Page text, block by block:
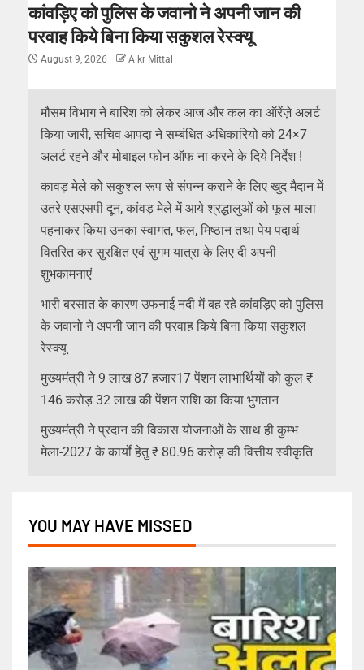
कांवड़िए को पुलिस के जवानो ने अपनी जान की
परवाह किये बिना किया सकुशल रेस्क्यू
August 9, 2026 A kr Mittal
मौसम विभाग ने बारिश को लेकर आज और कल का ऑरेंज़े अलर्ट
किया जारी, सचिव आपदा ने सम्बंधित अधिकारियो को 24×7
अलर्ट रहने और मोबाइल फोन ऑफ ना करने के दिये निर्देश !
कावड़ मेले को सकुशल रूप से संपन्न कराने के लिए खुद मैदान में
उतरे एसएसपी दून, कांवड़ मेले में आये श्रद्धालुओं को फूल माला
पहनाकर किया उनका स्वागत, फल, मिष्ठान तथा पेय पदार्थ
वितरित कर सुरक्षित एवं सुगम यात्रा के लिए दी अपनी
शुभकामनाएं
भारी बरसात के कारण उफनाई नदी में बह रहे कांवड़िए को पुलिस
के जवानो ने अपनी जान की परवाह किये बिना किया सकुशल
रेस्क्यू
मुख्यमंत्री ने 9 लाख 87 हजार17 पेंशन लाभार्थियों को कुल ₹
146 करोड़ 32 लाख की पेंशन राशि का किया भुगतान
मुख्यमंत्री ने प्रदान की विकास योजनाओं के साथ ही कुम्भ
मेला-2027 के कार्यों हेतु ₹ 80.96 करोड़ की वित्तीय स्वीकृति
YOU MAY HAVE MISSED